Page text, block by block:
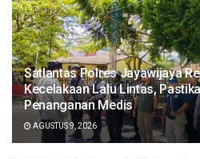
Satlantas Polres Jayawijaya
Kecelakaan Lalu Lintas,
Penanganan Medis
AGUSTUS 9, 2026